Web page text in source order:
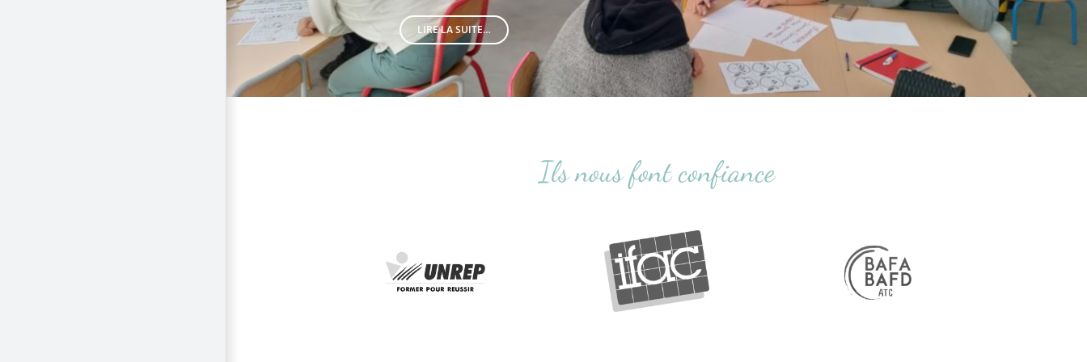
LIRE LA SUITE…
Ils nous font confiance